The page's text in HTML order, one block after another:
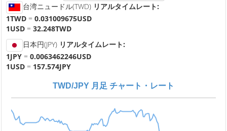
台湾ニュードル(TWD) リアルタイムレート:
1TWD = 0.031009675USD
1USD = 32.248TWD
日本円(JPY) リアルタイムレート:
1JPY = 0.0063462246USD
1USD = 157.574JPY
TWD/JPY 月足 チャート・レート